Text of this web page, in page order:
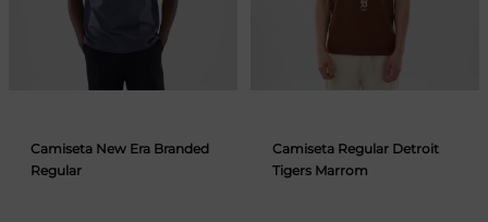
Camiseta New Era Branded
Regular
Camiseta Regular Detroit
Tigers Marrom